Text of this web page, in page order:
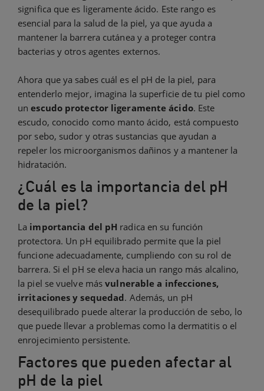
significa que es ligeramente ácido. Este rango es
esencial para la salud de la piel, ya que ayuda a
mantener la barrera cutánea y a proteger contra
bacterias y otros agentes externos.
Ahora que ya sabes cuál es el pH de la piel, para
entenderlo mejor, imagina la superficie de tu piel como
unescudo protector ligeramente ácido. Este
escudo, conocido como manto ácido, está compuesto
por sebo, sudor y otras sustancias que ayudan a
repeler los microorganismos dañinos y a mantener la
hidratación.
¿Cuál es la importancia del pH
de la piel?
La importancia del pH radica en su función
protectora. Un pH equilibrado permite que la piel
funcione adecuadamente, cumpliendo con su rol de
barrera. Si el pH se eleva hacia un rango más alcalino,
la piel se vuelve másvulnerable a infecciones,
irritaciones y sequedad. Además, un pH
desequilibrado puede alterar la producción de sebo, lo
que puede llevar a problemas como la dermatitis o el
enrojecimiento persistente.
Factores que pueden afectar al
pH de la piel